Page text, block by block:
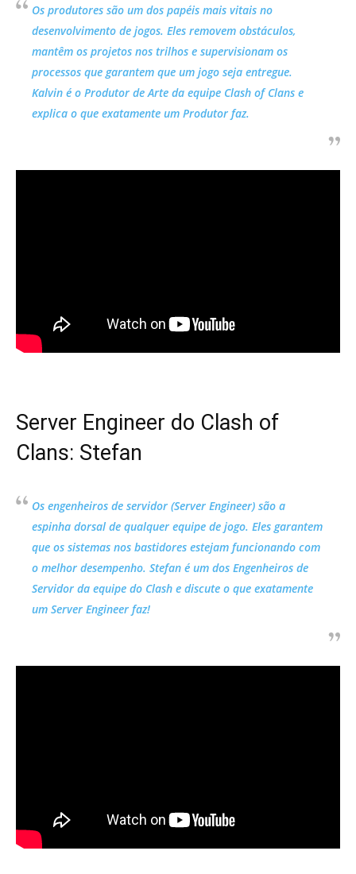
Os produtores são um dos papéis mais vitais no
desenvolvimento de jogos. Eles removem obstáculos,
mantêm os projetos nos trilhos e supervisionam os
processos que garantem que um jogo seja entregue.
Kalvin é o Produtor de Arte da equipe Clash of Clans e
explica o que exatamente um Produtor faz.
Server Engineer do Clash of
Clans: Stefan
Os engenheiros de servidor (Server Engineer) são a
espinha dorsal de qualquer equipe de jogo. Eles garantem
que os sistemas nos bastidores estejam funcionando com
o melhor desempenho. Stefan é um dos Engenheiros de
Servidor da equipe do Clash e discute o que exatamente
um Server Engineer faz!